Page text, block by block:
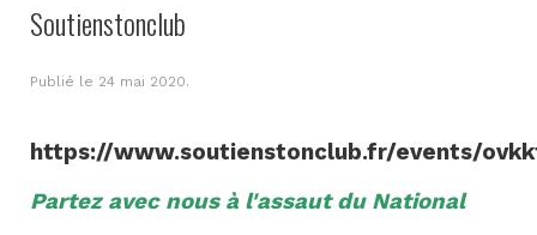
Soutienstonclub
Publié le 24 mai 2020.
https://www.soutienstonclub.fr/events/
Partez avec nous à l'assaut du National